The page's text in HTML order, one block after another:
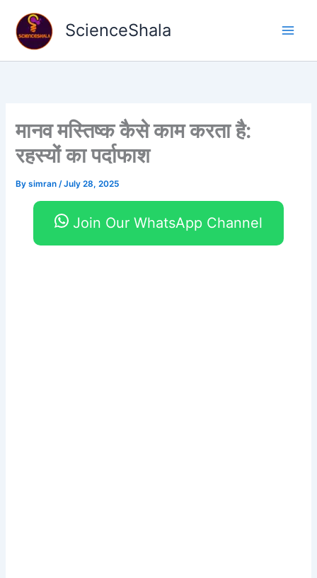
content
ScienceShala
मानव मस्तिष्क कैसे काम करता है:
रहस्यों का पर्दाफाश
Bysimran/July 28, 2025
Join Our WhatsApp Channel